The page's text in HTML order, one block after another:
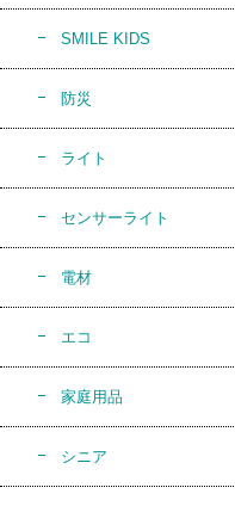
SMILE KIDS
防災
ライト
センサーライト
電材
エコ
家庭用品
シニア